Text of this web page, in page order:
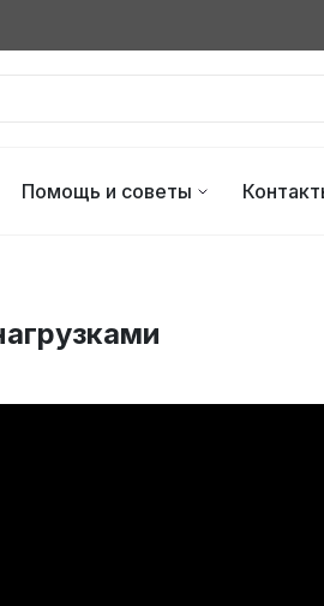
Помощь и советы